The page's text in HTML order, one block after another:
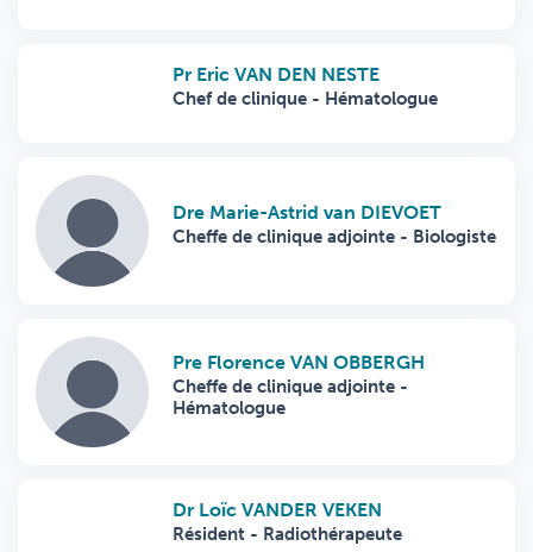
Pr Eric VAN DEN NESTE
Chef de clinique - Hématologue
Dre Marie-Astrid van DIEVOET
Cheffe de clinique adjointe - Biologiste
Pre Florence VAN OBBERGH
Cheffe de clinique adjointe -
Hématologue
Dr Loïc VANDER VEKEN
Résident - Radiothérapeute